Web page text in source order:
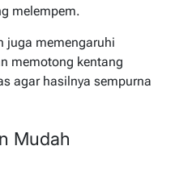
melempem.
juga memengaruhi
memotong kentang
agar hasilnya sempurna
Mudah